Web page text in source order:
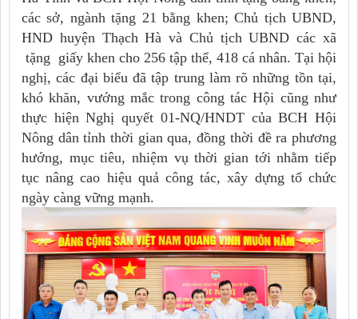
các sở, ngành tặng 21 bằng khen; Chủ tịch UBND,
HND huyện Thạch Hà và Chủ tịch UBND các xã
tặng giấy khen cho 256 tập thể, 418 cá nhân. Tại hội
nghị, các đại biểu đã tập trung làm rõ những tồn tại,
khó khăn, vướng mắc trong công tác Hội cũng như
thực hiện Nghị quyết 01-NQ/HNDT của BCH Hội
Nông dân tỉnh thời gian qua, đồng thời đề ra phương
hướng, mục tiêu, nhiệm vụ thời gian tới nhằm tiếp
tục nâng cao hiệu quả công tác, xây dựng tổ chức
ngày càng vững mạnh.